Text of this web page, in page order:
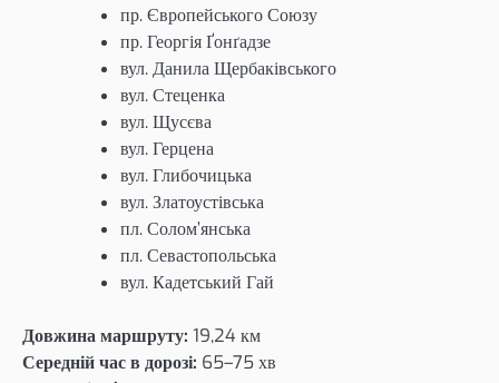
пр. Європейського Союзу
пр. Георгія Ґонґадзе
вул. Данила Щербаківського
вул. Стеценка
вул. Щусєва
вул. Герцена
вул. Глибочицька
вул. Златоустівська
пл. Солом’янська
пл. Севастопольська
вул. Кадетський Гай
Довжина маршруту: 19,24 км
Середній час в дорозі: 65–75 хв